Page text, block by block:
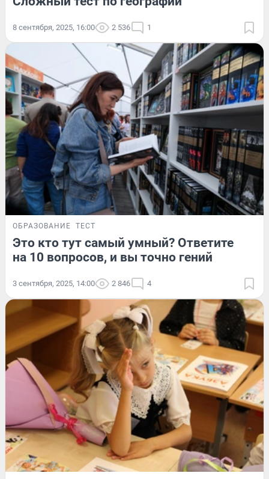
8 сентября, 2025, 16:00 2 536 1
ОБРАЗОВАНИЕ ТЕСТ
Это кто тут самый умный? Ответите
на 10 вопросов, и вы точно гений
3 сентября, 2025, 14:00 2 846 4